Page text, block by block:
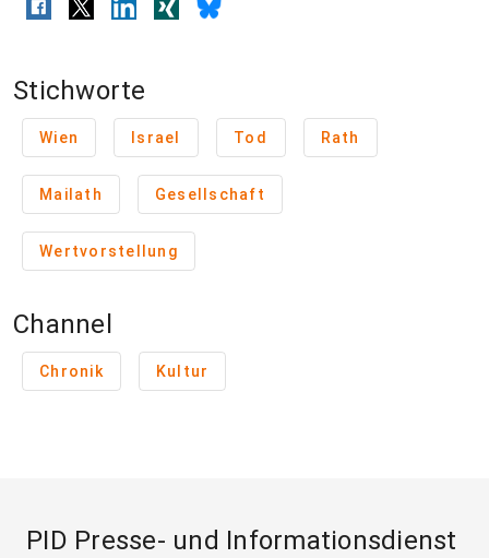
Stichworte
Wien Israel Tod Rath
Mailath Gesellschaft
Wertvorstellung
Channel
Chronik Kultur
PID Presse- und Informationsdienst